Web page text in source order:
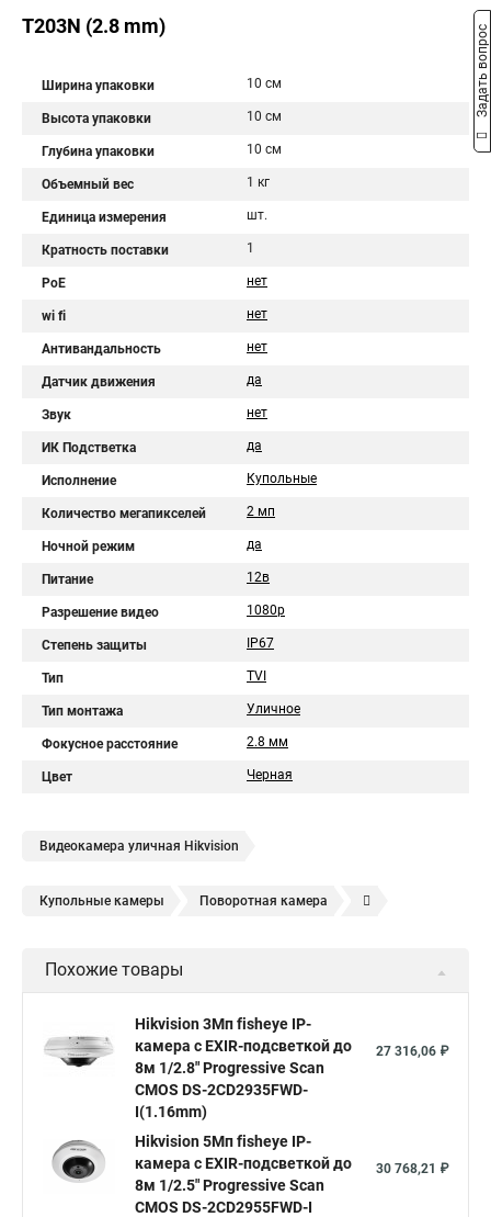
T203N (2.8 mm)
Ширина упаковки 10 см
Высота упаковки 10 см
Глубина упаковки 10 см
Объемный вес 1 кг
Единица измерения шт.
Кратность поставки 1
PoE нет
wi fi нет
Антивандальность нет
Датчик движения да
Звук нет
ИК Подстветка да
Исполнение Купольные
Количество мегапикселей 2 мп
Ночной режим да
Питание 12в
Разрешение видео 1080p
Степень защиты IP67
Тип TVI
Тип монтажа Уличное
Фокусное расстояние 2.8 мм
Цвет Черная
Видеокамера уличная Hikvision
Купольные камеры Поворотная камера
Камера видеонаблюдения hikvision
Hikvision купить Hikvision уличная ip камера
Hikvision poe
Hikvision 2 8 mm Hikvision camera Hikvision 2cd1148 i b
Видеонаблюдение Ip видеокамеры
Похожие товары
Hikvision 3Мп fisheye IP-
камера c EXIR-подсветкой до
8м 1/2.8" Progressive Scan
CMOS DS-2CD2935FWD-
I(1.16mm)
27 316,06 ₽
Hikvision 5Мп fisheye IP-
камера c EXIR-подсветкой до
8м 1/2.5" Progressive Scan
CMOS DS-2CD2955FWD-I
30 768,21 ₽
Задать вопрос